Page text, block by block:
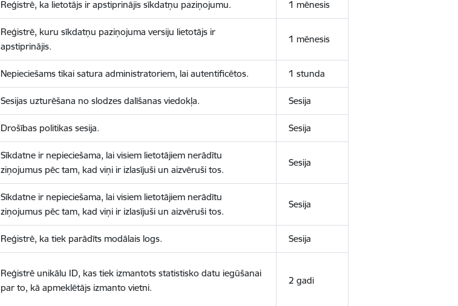
Reģistrē, ka lietotājs ir apstiprinājis sīkdatņu paziņojumu. 1 mēnesis
Reģistrē, kuru sīkdatņu paziņojuma versiju lietotājs ir
apstiprinājis.
1 mēnesis
Nepieciešams tikai satura administratoriem, lai autentificētos. 1 stunda
Sesijas uzturēšana no slodzes dalīšanas viedokļa. Sesija
Drošības politikas sesija. Sesija
Sīkdatne ir nepieciešama, lai visiem lietotājiem nerādītu
ziņojumus pēc tam, kad viņi ir izlasījuši un aizvēruši tos.
Sesija
Sīkdatne ir nepieciešama, lai visiem lietotājiem nerādītu
ziņojumus pēc tam, kad viņi ir izlasījuši un aizvēruši tos.
Sesija
Reģistrē, ka tiek parādīts modālais logs. Sesija
Reģistrē unikālu ID, kas tiek izmantots statistisko datu iegūšanai
par to, kā apmeklētājs izmanto vietni.
2 gadi